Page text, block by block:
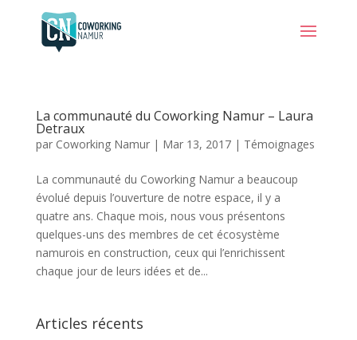
La communauté du Coworking Namur – Laura
Detraux
par Coworking Namur| Mar 13, 2017| Témoignages
La communauté du Coworking Namur a beaucoup
évolué depuis l’ouverture de notre espace, il y a
quatre ans. Chaque mois, nous vous présentons
quelques-uns des membres de cet écosystème
namurois en construction, ceux qui l’enrichissent
chaque jour de leurs idées et de...
Articles récents